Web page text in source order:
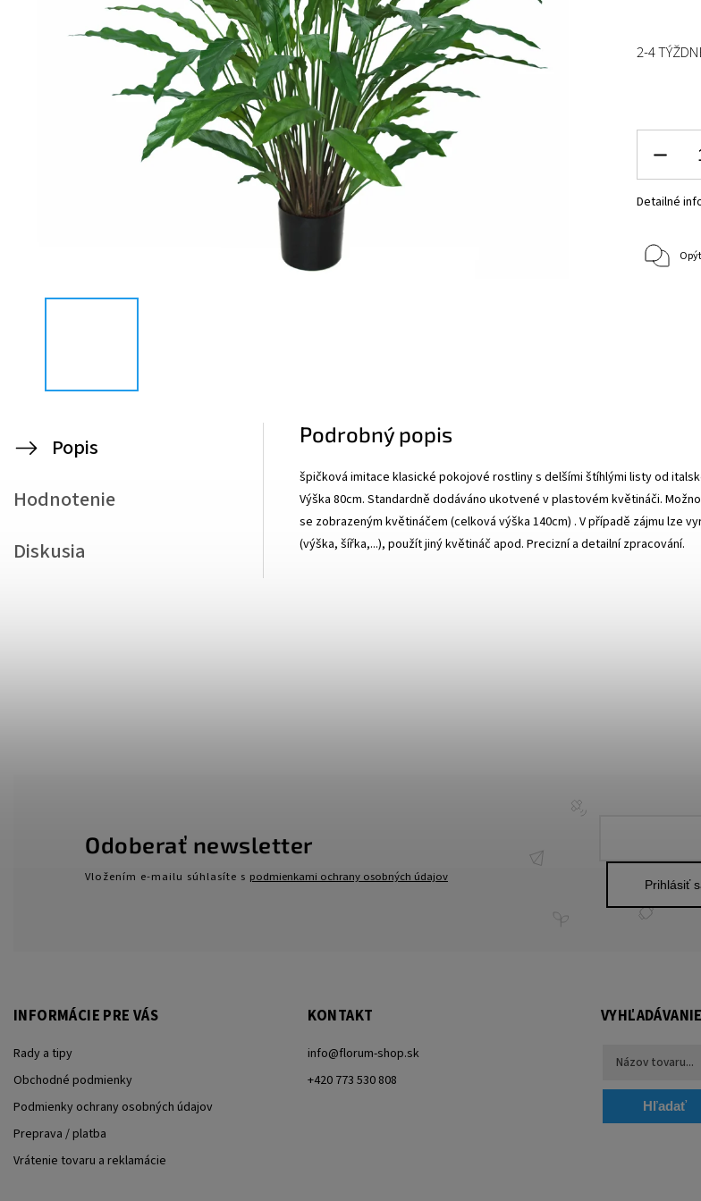
2-4
Detailné
Popis
Hodnotenie
Diskusia
Podrobný popis
špičková imitace klasické pokojové rostliny s delšími štíhlými listy od
Výška 80cm. Standardně dodáváno ukotvené v plastovém květináči.
se zobrazeným květináčem (celková výška 140cm) . V případě zájmu lze
(výška, šířka,...), použít jiný květináč apod. Precizní a detailní zpracování.
Odoberať newsletter
Vložením e-mailu súhlasíte s podmienkami ochrany osobných údajov
Prihlásiť
INFORMÁCIE PRE VÁS
Rady a tipy
Obchodné podmienky
Podmienky ochrany osobných údajov
Preprava / platba
Vrátenie tovaru a reklamácie
KONTAKT
info@florum-shop.sk
+420 773 530 808
VYHĽADÁVANIE
Hľadať